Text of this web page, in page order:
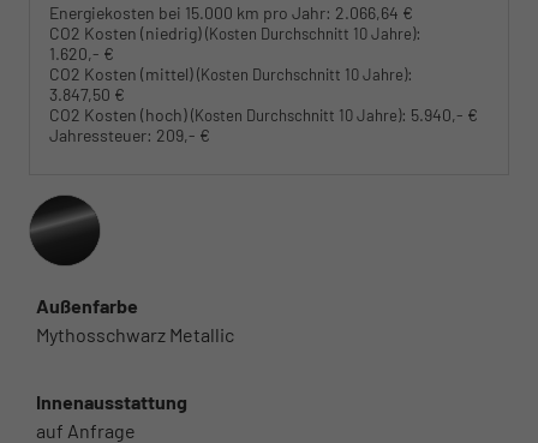
Energiekosten bei 15.000 km pro Jahr: 2.066,64 €
CO2 Kosten (niedrig)(Kosten Durchschnitt 10 Jahre):
1.620,- €
CO2 Kosten (mittel)(Kosten Durchschnitt 10 Jahre):
3.847,50 €
CO2 Kosten (hoch)(Kosten Durchschnitt 10 Jahre): 5.940,- €
Jahressteuer: 209,- €
Außenfarbe
Mythosschwarz Metallic
Innenausstattung
auf Anfrage